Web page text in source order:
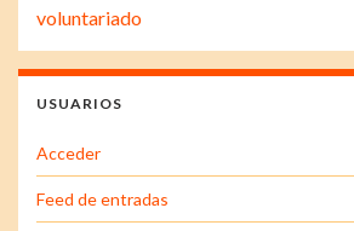
voluntariado
USUARIOS
Acceder
Feed de entradas